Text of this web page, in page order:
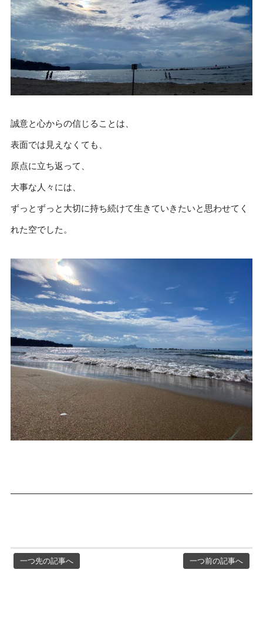
誠意と心からの信じることは、
表面では見えなくても、
原点に立ち返って、
大事な人々には、
ずっとずっと大切に持ち続けて生きていきたいと思わせてく
れた空でした。
一つ先の記事へ 一つ前の記事へ